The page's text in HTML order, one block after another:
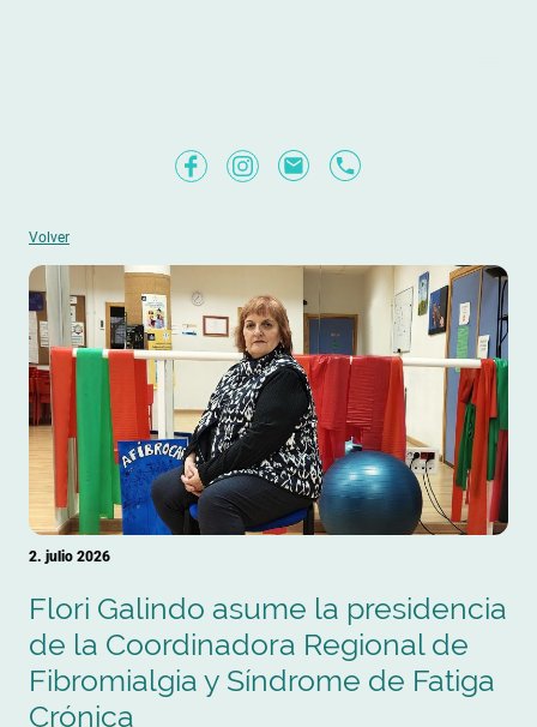
Volver
2. julio 2026
Flori Galindo asume la presidencia
de la Coordinadora Regional de
Fibromialgia y Síndrome de Fatiga
Crónica